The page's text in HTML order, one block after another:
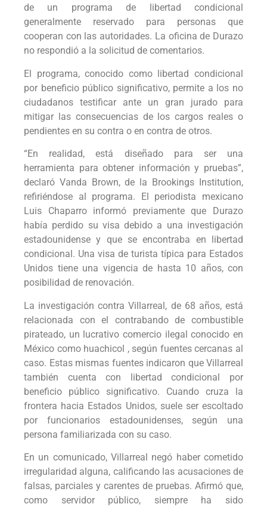
de un programa de libertad condicional
generalmente reservado para personas que
cooperan con las autoridades. La oficina de Durazo
no respondió a la solicitud de comentarios.
El programa, conocido como libertad condicional
por beneficio público significativo, permite a los no
ciudadanos testificar ante un gran jurado para
mitigar las consecuencias de los cargos reales o
pendientes en su contra o en contra de otros.
“En realidad, está diseñado para ser una
herramienta para obtener información y pruebas”,
declaró Vanda Brown, de la Brookings Institution,
refiriéndose al programa. El periodista mexicano
Luis Chaparro informó previamente que Durazo
había perdido su visa debido a una investigación
estadounidense y que se encontraba en libertad
condicional. Una visa de turista típica para Estados
Unidos tiene una vigencia de hasta 10 años, con
posibilidad de renovación.
La investigación contra Villarreal, de 68 años, está
relacionada con el contrabando de combustible
pirateado, un lucrativo comercio ilegal conocido en
México como huachicol , según fuentes cercanas al
caso. Estas mismas fuentes indicaron que Villarreal
también cuenta con libertad condicional por
beneficio público significativo. Cuando cruza la
frontera hacia Estados Unidos, suele ser escoltado
por funcionarios estadounidenses, según una
persona familiarizada con su caso.
En un comunicado, Villarreal negó haber cometido
irregularidad alguna, calificando las acusaciones de
falsas, parciales y carentes de pruebas. Afirmó que,
como servidor público, siempre ha sido